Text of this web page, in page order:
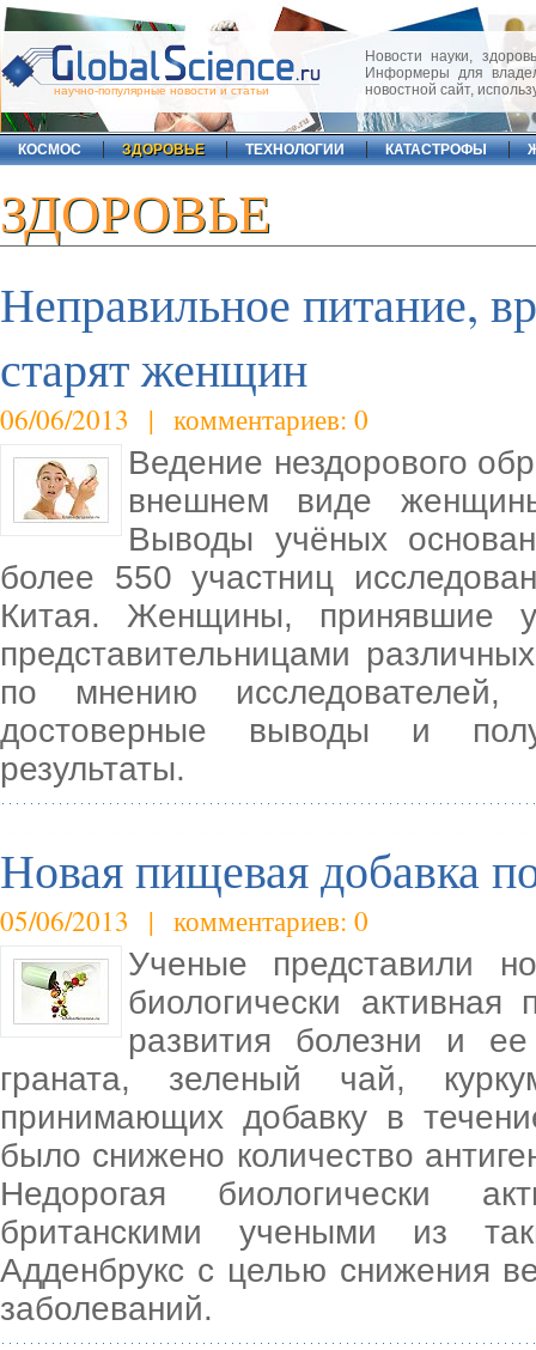
научно-популярные новости и статьи
Новости науки,
Информеры для
новостной сайт,
КОСМОС ЗДОРОВЬЕ ТЕХНОЛОГИИ КАТАСТРОФЫ
ЗДОРОВЬЕ
Неправильное питание,
старят женщин
06/06/2013 | комментариев: 0
Ведение нездорового
внешнем виде
Выводы учёных
более 550 участниц
Китая. Женщины, принявшие
представительницами
по мнению исследователей,
достоверные выводы и
результаты.
Новая пищевая добавка
05/06/2013 | комментариев: 0
Ученые представили
биологически
развития болезни и
граната, зеленый чай,
принимающих добавку в
было снижено количество
Недорогая биологически
британскими учеными из
Адденбрукс с целью снижения
заболеваний.